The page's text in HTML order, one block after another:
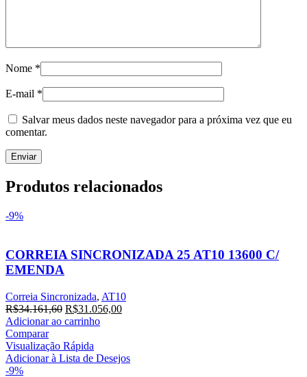
Nome *
E-mail *
Salvar meus dados neste navegador para a próxima vez que eu
comentar.
Produtos relacionados
-9%
CORREIA SINCRONIZADA 25 AT10 13600 C/
EMENDA
Correia Sincronizada, AT10
R$34.161,60 R$31.056,00
Adicionar ao carrinho
Comparar
Visualização Rápida
Adicionar à Lista de Desejos
-9%